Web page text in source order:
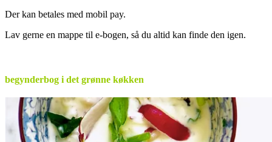
Der kan betales med mobil pay.
Lav gerne en mappe til e-bogen, så du altid kan finde den igen.
begynderbog i det grønne køkken